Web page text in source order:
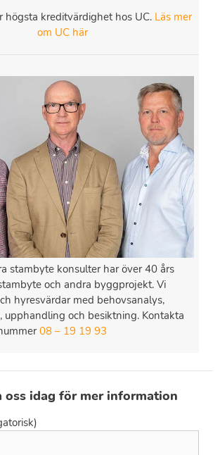
högsta kreditvärdighet hos UC. Läs mer
om UC här
stambyte konsulter har över 40 års
och andra byggprojekt. Vi
hyresvärdar med behovsanalys,
upphandling och besiktning. Kontakta
08 – 19 19 93
oss idag för mer information